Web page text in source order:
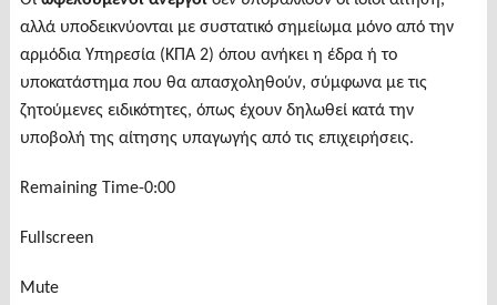
αλλά υποδεικνύονται με συστατικό σημείωμα μόνο από την
αρμόδια Υπηρεσία (ΚΠΑ 2) όπου ανήκει η έδρα ή το
υποκατάστημα που θα απασχοληθούν, σύμφωνα με τις
ζητούμενες ειδικότητες, όπως έχουν δηλωθεί κατά την
υποβολή της αίτησης υπαγωγής από τις επιχειρήσεις.
Remaining Time-0:00
Fullscreen
Mute